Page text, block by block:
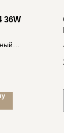
36W